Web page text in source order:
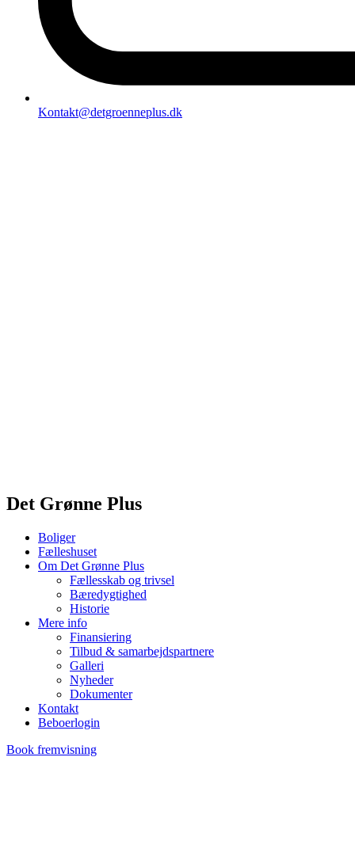
Kontakt@detgroenneplus.dk
Det Grønne Plus
Boliger
Fælleshuset
Om Det Grønne Plus
Fællesskab og trivsel
Bæredygtighed
Historie
Mere info
Finansiering
Tilbud & samarbejdspartnere
Galleri
Nyheder
Dokumenter
Kontakt
Beboerlogin
Book fremvisning